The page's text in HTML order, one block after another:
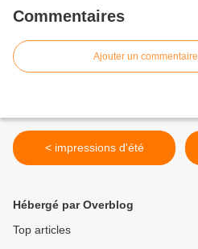
Commentaires
Ajouter un commentaire
< impressions d'été
Hébergé par Overblog
Top articles